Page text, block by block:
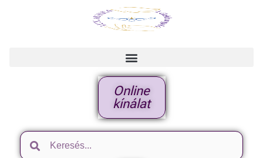
Online
kínálat